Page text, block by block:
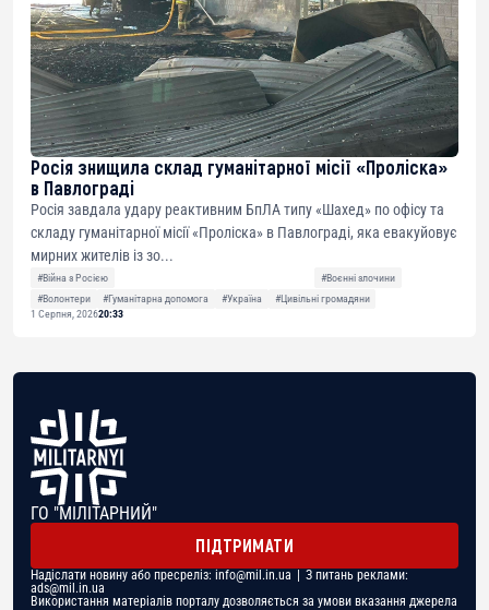
Росія знищила склад гуманітарної місії «Проліска»
в Павлограді
Росія завдала удару реактивним БпЛА типу «Шахед» по офісу та
складу гуманітарної місії «Проліска» в Павлограді, яка евакуйовує
мирних жителів із зо...
#Війна з Росією
#Воєнні злочини
#Волонтери
#Гуманітарна допомога #Україна
#Цивільні громадяни
1 Серпня, 202620:33
ГО "МІЛІТАРНИЙ"
ПІДТРИМАТИ
Надіслати новину або пресреліз: info@mil.in.ua | З питань реклами:
ads@mil.in.ua
Використання матеріалів порталу дозволяється за умови вказання джерела